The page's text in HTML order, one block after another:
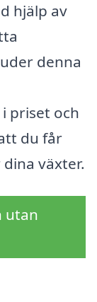
hjälp av
denna
priset och
du får
växter.
utan